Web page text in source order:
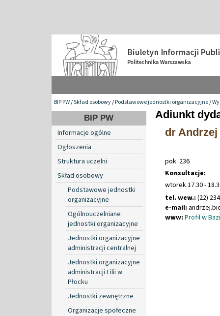
BIP PW/Skład osobowy/Podstawowe jednostki organizacyjne/
BIP PW
Informacje ogólne
Ogłoszenia
Struktura uczelni
Skład osobowy
Podstawowe jednostki
organizacyjne
Ogólnouczelniane
jednostki organizacyjne
Jednostki organizacyjne
administracji centralnej
Jednostki organizacyjne
administracji Filii w
Płocku
Jednostki zewnętrzne
Organizacje społeczne
Adiunkt
dr
pok. 236
Konsultacje:
wtorek 17.30 -
tel. wew.: (22)
e-mail: andrzej.
www: Profil w